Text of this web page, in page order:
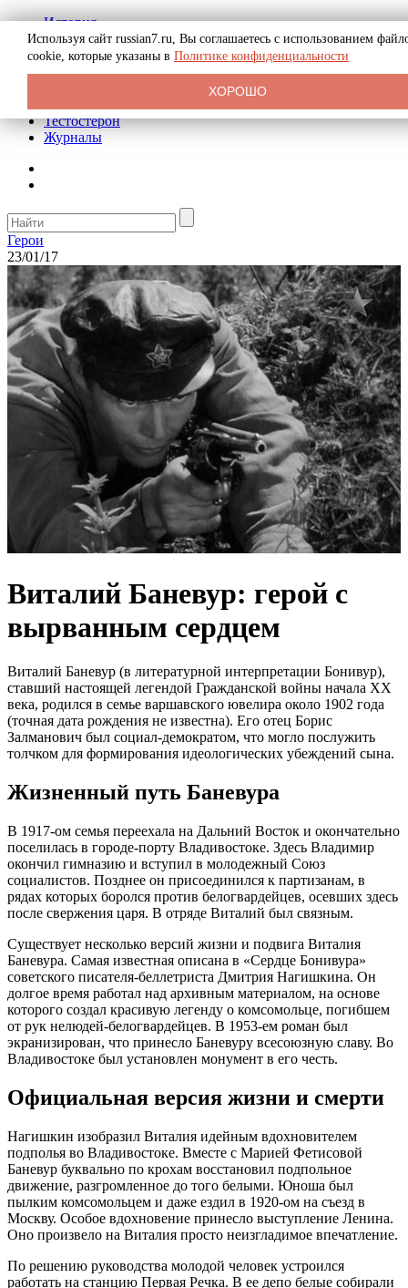
История
Биография
Криминал
Реклама на сайте
Тестостерон
Журналы
Герои
23/01/17
Виталий Баневур: герой с
вырванным сердцем
Виталий Баневур (в литературной интерпретации Бонивур),
ставший настоящей легендой Гражданской войны начала XX
века, родился в семье варшавского ювелира около 1902 года
(точная дата рождения не известна). Его отец Борис
Залманович был социал-демократом, что могло послужить
толчком для формирования идеологических убеждений сына.
Жизненный путь Баневура
В 1917-ом семья переехала на Дальний Восток и окончательно
поселилась в городе-порту Владивостоке. Здесь Владимир
окончил гимназию и вступил в молодежный Союз
социалистов. Позднее он присоединился к партизанам, в
рядах которых боролся против белогвардейцев, осевших здесь
после свержения царя. В отряде Виталий был связным.
Существует несколько версий жизни и подвига Виталия
Баневура. Самая известная описана в «Сердце Бонивура»
советского писателя-беллетриста Дмитрия Нагишкина. Он
долгое время работал над архивным материалом, на основе
которого создал красивую легенду о комсомольце, погибшем
от рук нелюдей-белогвардейцев. В 1953-ем роман был
экранизирован, что принесло Баневуру всесоюзную славу. Во
Владивостоке был установлен монумент в его честь.
Официальная версия жизни и смерти
Нагишкин изобразил Виталия идейным вдохновителем
подполья во Владивостоке. Вместе с Марией Фетисовой
Баневур буквально по крохам восстановил подпольное
движение, разгромленное до того белыми. Юноша был
пылким комсомольцем и даже ездил в 1920-ом на съезд в
Москву. Особое вдохновение принесло выступление Ленина.
Оно произвело на Виталия просто неизгладимое впечатление.
По решению руководства молодой человек устроился
работать на станцию Первая Речка. В ее депо белые собирали
Используя сайт russian7.ru, Вы соглашаетесь с использованием
cookie, которые указаны в Политике конфиденциальности
ХОРОШО